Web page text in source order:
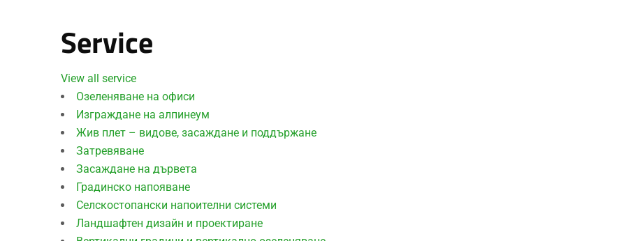
Service
View all service
Озеленяване на офиси
Изграждане на алпинеум
Жив плет – видове, засаждане и поддържане
Затревяване
Засаждане на дървета
Градинско напояване
Селскостопански напоителни системи
Ландшафтен дизайн и проектиране